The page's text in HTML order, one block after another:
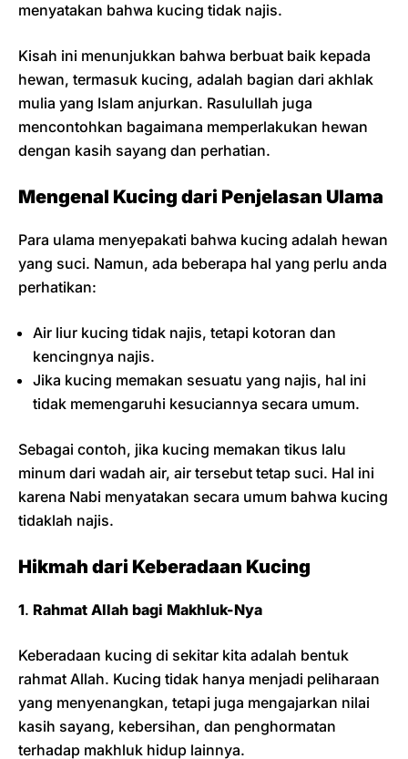
menyatakan bahwa kucing tidak najis.
Kisah ini menunjukkan bahwa berbuat baik kepada
hewan, termasuk kucing, adalah bagian dari akhlak
mulia yang Islam anjurkan. Rasulullah juga
mencontohkan bagaimana memperlakukan hewan
dengan kasih sayang dan perhatian.
Mengenal Kucing dari Penjelasan Ulama
Para ulama menyepakati bahwa kucing adalah hewan
yang suci. Namun, ada beberapa hal yang perlu anda
perhatikan:
Air liur kucing tidak najis, tetapi kotoran dan
kencingnya najis.
Jika kucing memakan sesuatu yang najis, hal ini
tidak memengaruhi kesuciannya secara umum.
Sebagai contoh, jika kucing memakan tikus lalu
minum dari wadah air, air tersebut tetap suci. Hal ini
karena Nabi menyatakan secara umum bahwa kucing
tidaklah najis.
Hikmah dari Keberadaan Kucing
1. Rahmat Allah bagi Makhluk-Nya
Keberadaan kucing di sekitar kita adalah bentuk
rahmat Allah. Kucing tidak hanya menjadi peliharaan
yang menyenangkan, tetapi juga mengajarkan nilai
kasih sayang, kebersihan, dan penghormatan
terhadap makhluk hidup lainnya.